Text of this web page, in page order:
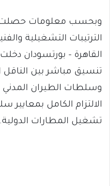
وبحسب معلومات حصلت
الترتيبات التشغيلية
القاهرة – بورتسودان
تنسيق مباشر بين
وسلطات الطيران المدني
الالتزام الكامل بمعايير
تشغيل المطارات الدولية.